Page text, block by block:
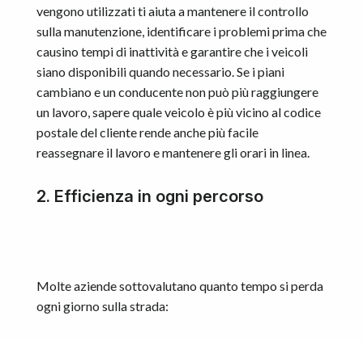
vengono utilizzati ti aiuta a mantenere il controllo
sulla manutenzione, identificare i problemi prima che
causino tempi di inattività e garantire che i veicoli
siano disponibili quando necessario. Se i piani
cambiano e un conducente non può più raggiungere
un lavoro, sapere quale veicolo è più vicino al codice
postale del cliente rende anche più facile
reassegnare il lavoro e mantenere gli orari in linea.
2. Efficienza in ogni percorso
Molte aziende sottovalutano quanto tempo si perda
ogni giorno sulla strada: